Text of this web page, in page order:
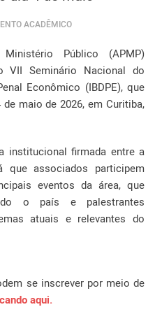
ACADÊMICO
Público (APMP)
VII Seminário Nacional do
Econômico (IBDPE), que
maio de 2026, em Curitiba,
institucional firmada entre a
que associados participem
eventos da área, que
o país e palestrantes
atuais e relevantes do
se inscrever por meio de
aqui.